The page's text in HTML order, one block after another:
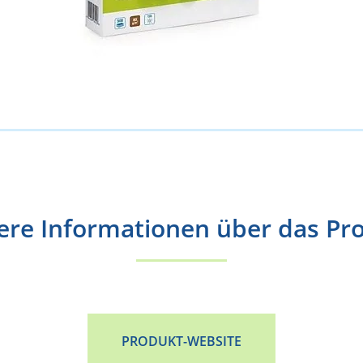
Informationen über das
PRODUKT-WEBSITE